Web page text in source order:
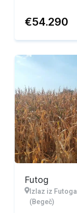
€54.290
Futog
Izlaz iz Futoga
(Begeč)